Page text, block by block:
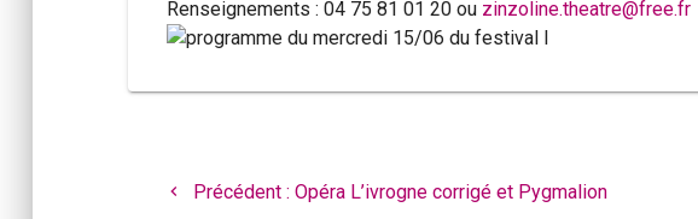
Renseignements : 04 75 81 01 20 ou zinzoline.theatre@free.fr
l’articlePrécédent : Article
Opéra L’ivrogne corrigé et Pygmalion